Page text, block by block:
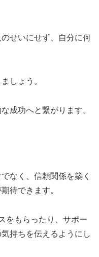
せいにせず、自分に何
しょう。
成功へと繋がります。
なく、信頼関係を築く
待できます。
をもらったり、サポー
持ちを伝えるようにし